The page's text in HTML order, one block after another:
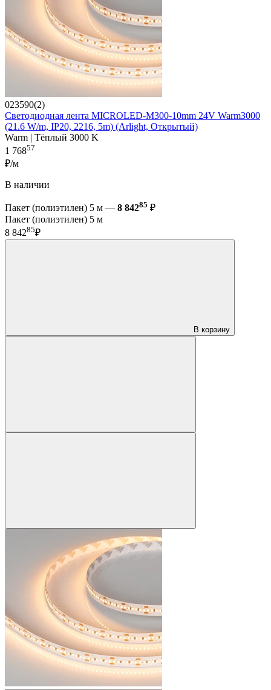
023590(2)
Светодиодная лента MICROLED-M300-10mm 24V Warm3000
(21.6 W/m, IP20, 2216, 5m) (Arlight, Открытый)
Warm | Тёплый 3000 K
1 76857
₽/м
В наличии
Пакет (полиэтилен) 5 м — 8 84285 ₽
Пакет (полиэтилен) 5 м
8 84285₽
В корзину